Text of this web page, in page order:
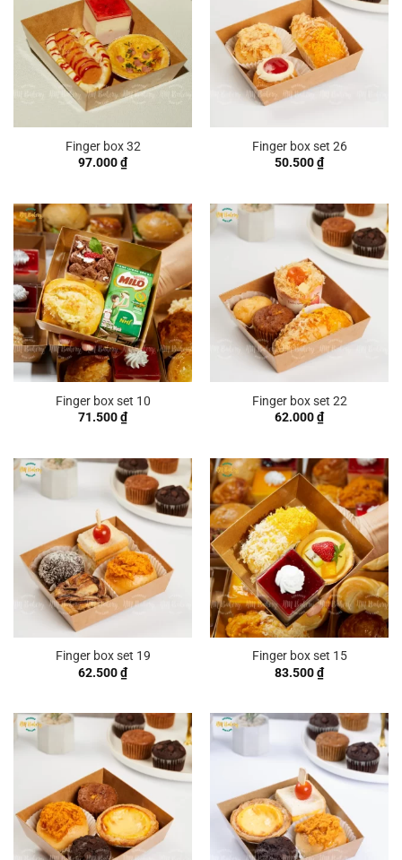
Finger box 32
97.000₫
Finger box set 26
50.500₫
Finger box set 10
71.500₫
Finger box set 22
62.000₫
Finger box set 19
62.500₫
Finger box set 15
83.500₫